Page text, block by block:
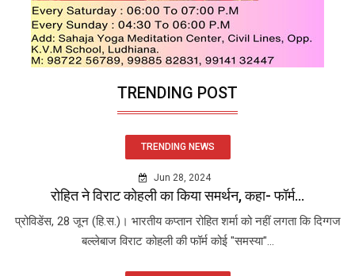
TRENDING POST
TRENDING NEWS
Jun 28, 2024
रोहित ने विराट कोहली का किया समर्थन, कहा- फॉर्म...
प्रोविडेंस, 28 जून (हि.स.)। भारतीय कप्तान रोहित शर्मा को नहीं लगता कि दिग्गज
बल्लेबाज विराट कोहली की फॉर्म कोई "समस्या"...